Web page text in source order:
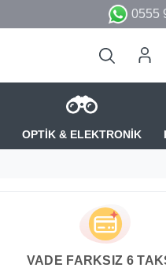
0555
OPTİK & ELEKTRONİK
VADE FARKSIZ 6